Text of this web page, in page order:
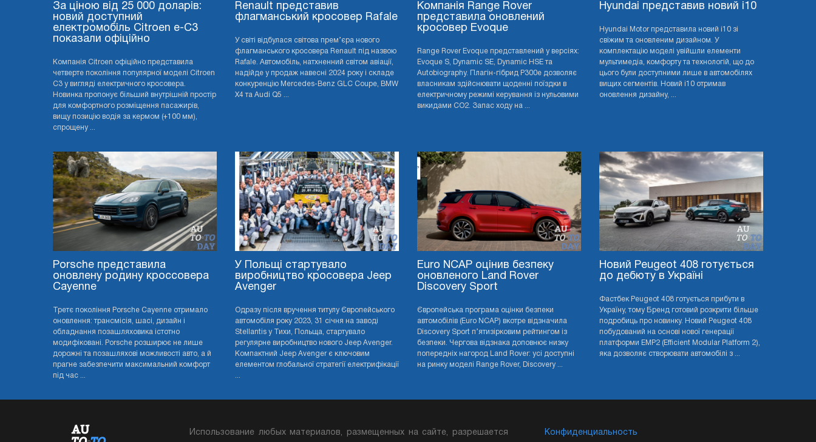
За ціною від 25 000 доларів:
новий доступний
електромобіль Citroen e-C3
показали офіційно
Компанія Citroen офіційно представила
четверте покоління популярної моделі Citroen
C3 у вигляді електричного кросовера.
Новинка пропонує більший внутрішній простір
для комфортного розміщення пасажирів,
вищу позицію водія за кермом (+100 мм),
спрощену ...
Renault представив
флагманський кросовер Rafale
У світі відбулася світова прем’єра нового
флагманського кросовера Renault під назвою
Rafale. Автомобіль, натхненний світом авіації,
надійде у продаж навесні 2024 року і складе
конкуренцію Mercedes-Benz GLC Coupe, BMW
X4 та Audi Q5 ...
Компанія Range Rover
представила оновлений
кросовер Evoque
Range Rover Evoque представлений у версіях:
Evoque S, Dynamic SE, Dynamic HSE та
Autobiography. Плагін-гібрид P300e дозволяє
власникам здійснювати щоденні поїздки в
електричному режимі керування із нульовими
викидами CO2. Запас ходу на ...
Hyundai представив новий i10
Hyundai Motor представила новий i10 зі
свіжим та оновленим дизайном. У
комплектацію моделі увійшли елементи
мультимедіа, комфорту та технологій, що до
цього були доступними лише в автомобілях
вищих сегментів. Новий i10 отримав
оновлення дизайну, ...
Porsche представила
оновлену родину кроссовера
Cayenne
Третє покоління Porsche Cayenne отримало
оновлення: трансмісія, шасі, дизайн і
обладнання позашляховика істотно
модифіковані. Porsche розширює не лише
дорожні та позашляхові можливості авто, а й
прагне забезпечити максимальний комфорт
під час ...
У Польщі стартувало
виробництво кросовера Jeep
Avenger
Одразу після вручення титулу Європейського
автомобіля року 2023, 31 січня на заводі
Stellantis у Тихи, Польща, стартувало
регулярне виробництво нового Jeep Avenger.
Компактний Jeep Avenger є ключовим
елементом глобальної стратегії електрифікації
...
Euro NCAP оцінив безпеку
оновленого Land Rover
Discovery Sport
Європейська програма оцінки безпеки
автомобілів (Euro NCAP) вкотре відзначила
Discovery Sport п’ятизірковим рейтингом із
безпеки. Чергова відзнака доповнює низку
попередніх нагород Land Rover: усі доступні
на ринку моделі Range Rover, Discovery ...
Новий Peugeot 408 готується
до дебюту в Україні
Фастбек Peugeot 408 готується прибути в
Україну, тому Бренд готовий розкрити більше
подробиць про новинку. Новий Peugeot 408
побудований на основі нової генерації
платформи EMP2 (Efficient Modular Platform 2),
яка дозволяє створювати автомобілі з ...
Конфиденциальность
Использование любых материалов, размещенных на сайте, разрешается